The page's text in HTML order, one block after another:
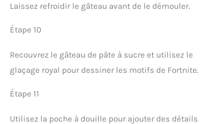
Laissez refroidir le gâteau avant de le démouler.
Étape 10
Recouvrez le gâteau de pâte à sucre et utilisez le
glaçage royal pour dessiner les motifs de Fortnite.
Étape 11
Utilisez la poche à douille pour ajouter des détails